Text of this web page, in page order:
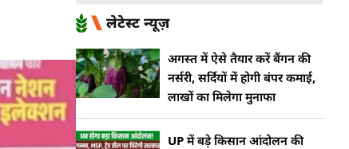
लेटेस्ट न्यूज़
अगस्त में ऐसे तैयार करें बैंगन की
नर्सरी, सर्दियों में होगी बंपर कमाई,
लाखों का मिलेगा मुनाफा
UP में बड़े किसान आंदोलन की